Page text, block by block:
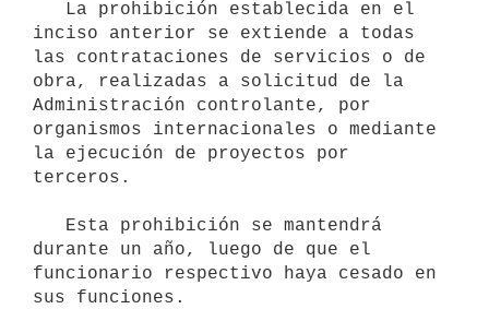
inciso anterior se extiende a todas
las contrataciones de servicios o de
obra, realizadas a solicitud de la
Administración controlante, por
organismos internacionales o mediante
la ejecución de proyectos por
terceros.
durante un año, luego de que el
funcionario respectivo haya cesado en